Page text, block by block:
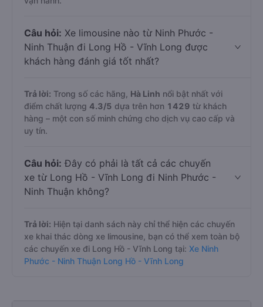
Câu hỏi: Xe limousine nào từ Ninh Phước -
Ninh Thuận đi Long Hồ - Vĩnh Long được
khách hàng đánh giá tốt nhất?
Trả lời: Trong số các hãng, Hà Linh nổi bật nhất với
điểm chất lượng 4.3/5 dựa trên hơn 1429 từ khách
hàng – một con số minh chứng cho dịch vụ cao cấp và
uy tín.
Câu hỏi: Đây có phải là tất cả các chuyến
xe từ Long Hồ - Vĩnh Long đi Ninh Phước -
Ninh Thuận không?
Trả lời: Hiện tại danh sách này chỉ thể hiện các chuyến
xe khai thác dòng xe limousine, bạn có thể xem toàn bộ
các chuyến xe đi Long Hồ - Vĩnh Long tại: Xe Ninh
Phước - Ninh Thuận Long Hồ - Vĩnh Long